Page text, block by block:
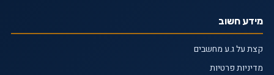
מידע חשוב
קצת על ג.ע מחשבים
מדיניות פרטיות